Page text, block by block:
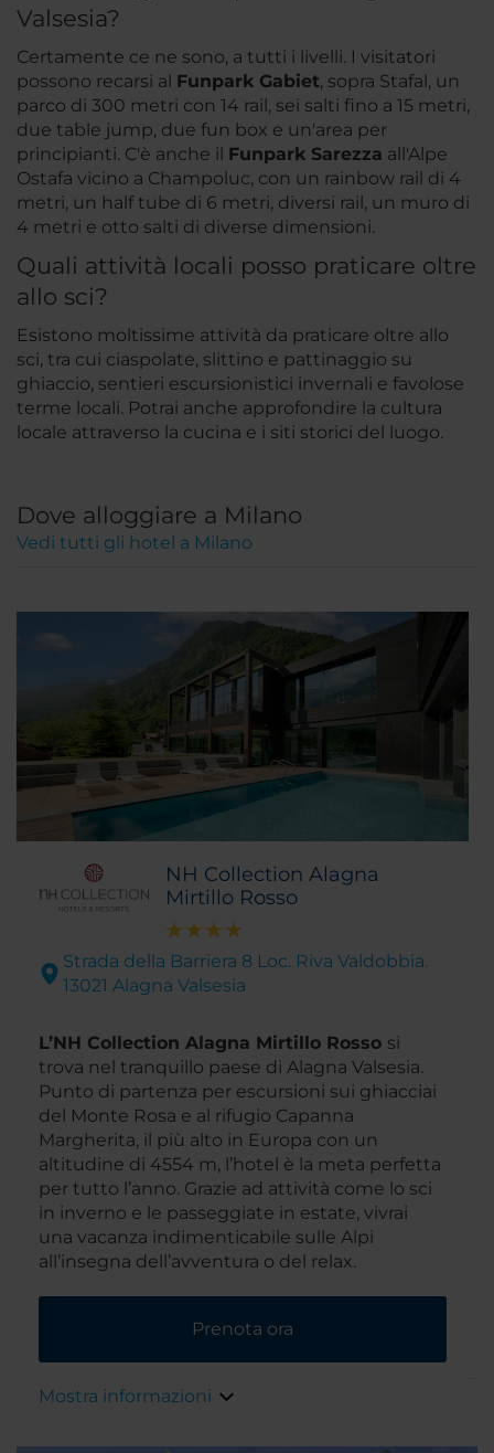
Valsesia?
Certamente ce ne sono, a tutti i livelli. I visitatori
possono recarsi al Funpark Gabiet, sopra Stafal, un
parco di 300 metri con 14 rail, sei salti fino a 15 metri,
due table jump, due fun box e un'area per
principianti. C'è anche il Funpark Sarezza all'Alpe
Ostafa vicino a Champoluc, con un rainbow rail di 4
metri, un half tube di 6 metri, diversi rail, un muro di
4 metri e otto salti di diverse dimensioni.
Quali attività locali posso praticare oltre
allo sci?
Esistono moltissime attività da praticare oltre allo
sci, tra cui ciaspolate, slittino e pattinaggio su
ghiaccio, sentieri escursionistici invernali e favolose
terme locali. Potrai anche approfondire la cultura
locale attraverso la cucina e i siti storici del luogo.
Dove alloggiare a Milano
Vedi tutti gli hotel a Milano
NH Collection Alagna
Mirtillo Rosso
Strada della Barriera 8 Loc. Riva Valdobbia.
13021 Alagna Valsesia
L’NH Collection Alagna Mirtillo Rosso si
trova nel tranquillo paese di Alagna Valsesia.
Punto di partenza per escursioni sui ghiacciai
del Monte Rosa e al rifugio Capanna
Margherita, il più alto in Europa con un
altitudine di 4554 m, l’hotel è la meta perfetta
per tutto l’anno. Grazie ad attività come lo sci
in inverno e le passeggiate in estate, vivrai
una vacanza indimenticabile sulle Alpi
all’insegna dell’avventura o del relax.
Prenota ora
Mostra informazioni